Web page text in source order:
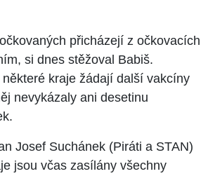
přicházejí z očkovacích
si dnes stěžoval Babiš.
kraje žádají další vakcíny
nevykázaly ani desetinu
Josef Suchánek (Piráti a STAN)
jsou včas zasílány všechny